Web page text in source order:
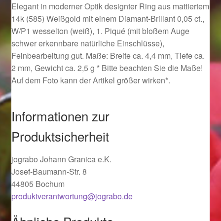
Ostergeschenke finden für Ostern 2019
Ostergeschenke finden für Ostern 2020
Ostergeschenke finden für Ostern 2021
Ostergeschenke finden für Ostern 2022
Partner
Shop
Startseite
Startseite
Elegant in moderner Optik designter Ring aus mattiertem
14k (585) Weißgold mit einem Diamant-Brillant 0,05 ct.,
W/P1 wesselton (weiß), 1. Piqué (mit bloßem Auge
schwer erkennbare natürliche Einschlüsse),
Feinbearbeitung gut. Maße: Breite ca. 4,4 mm, Tiefe ca.
2 mm, Gewicht ca. 2,5 g * Bitte beachten Sie die Maße!
Auf dem Foto kann der Artikel größer wirken*.
Informationen zur
Produktsicherheit
jograbo Johann Granica e.K.
Josef-Baumann-Str. 8
44805 Bochum
produktverantwortung@jograbo.de